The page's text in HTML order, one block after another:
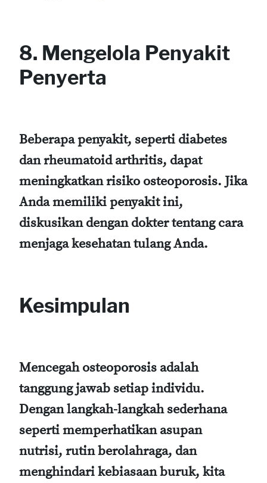
8. Mengelola Penyakit
Penyerta
Beberapa penyakit, seperti diabetes
dan rheumatoid arthritis, dapat
meningkatkan risiko osteoporosis. Jika
Anda memiliki penyakit ini,
diskusikan dengan dokter tentang cara
menjaga kesehatan tulang Anda.
Kesimpulan
Mencegah osteoporosis adalah
tanggung jawab setiap individu.
Dengan langkah-langkah sederhana
seperti memperhatikan asupan
nutrisi, rutin berolahraga, dan
menghindari kebiasaan buruk, kita